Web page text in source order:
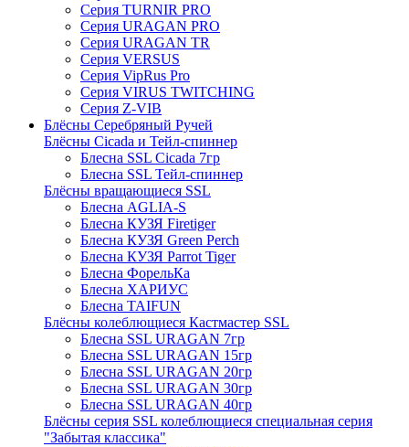
Серия TURNIR PRO
Серия URAGAN PRO
Серия URAGAN TR
Серия VERSUS
Серия VipRus Pro
Серия VIRUS TWITCHING
Серия Z-VIB
Блёсны Серебряный Ручей
Блёсны Cicada и Тейл-спиннер
Блесна SSL Cicada 7гр
Блесна SSL Тейл-спиннер
Блёсны вращающиеся SSL
Блесна AGLIA-S
Блесна КУЗЯ Firetiger
Блесна КУЗЯ Green Perch
Блесна КУЗЯ Parrot Tiger
Блесна ФорельКа
Блесна ХАРИУС
Блесна TAIFUN
Блёсны колеблющиеся Кастмастер SSL
Блесна SSL URAGAN 7гр
Блесна SSL URAGAN 15гр
Блесна SSL URAGAN 20гр
Блесна SSL URAGAN 30гр
Блесна SSL URAGAN 40гр
Блёсны серия SSL колеблющиеся специальная серия
"Забытая классика"